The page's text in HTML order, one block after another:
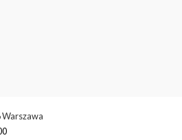
Warszawa